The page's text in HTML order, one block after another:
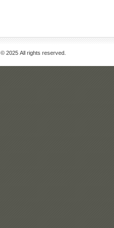
. © 2025 All rights reserved.